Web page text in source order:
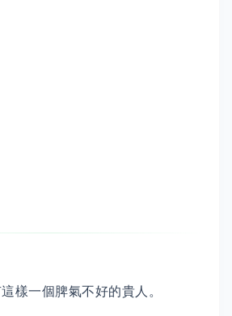
樣一個脾氣不好的貴人。